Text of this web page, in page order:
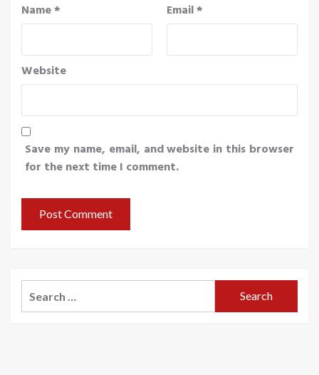
Name* Email*
Website
Save my name, email, and website in this browser
for the next time I comment.
for: